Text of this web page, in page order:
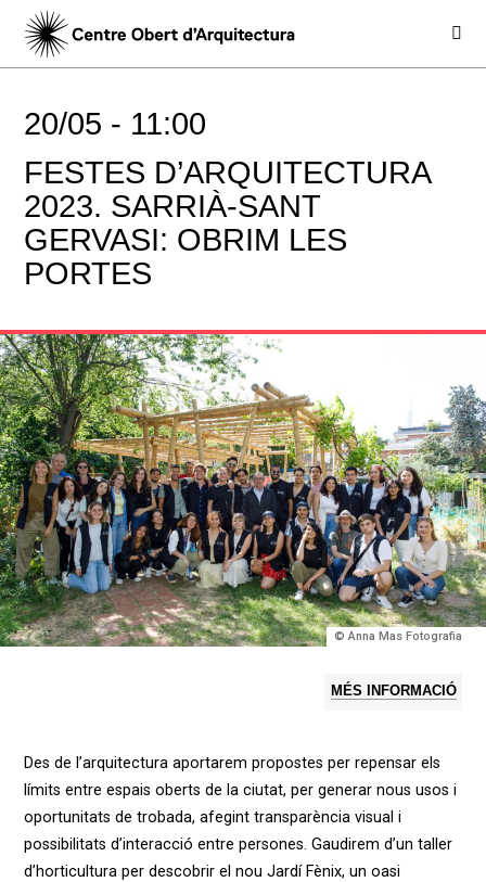
20/05 - 11:00
FESTES D’ARQUITECTURA
2023. SARRIÀ-SANT
GERVASI: OBRIM LES
PORTES
© Anna Mas Fotografia
MÉS INFORMACIÓ
Des de l’arquitectura aportarem propostes per repensar els
límits entre espais oberts de la ciutat, per generar nous usos i
oportunitats de trobada, afegint transparència visual i
possibilitats d’interacció entre persones. Gaudirem d’un taller
d’horticultura per descobrir el nou Jardí Fènix, un oasi